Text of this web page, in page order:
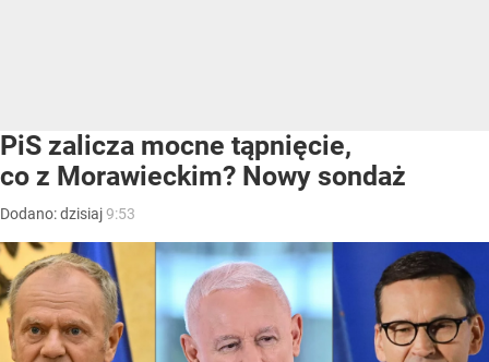
PiS zalicza mocne tąpnięcie,
co z Morawieckim? Nowy sondaż
Dodano:dzisiaj9:53